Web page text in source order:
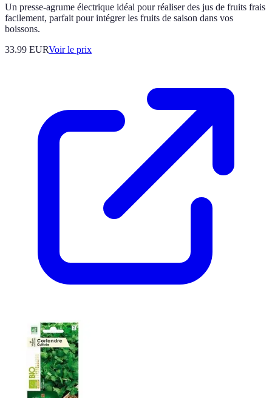
Un presse-agrume électrique idéal pour réaliser des jus de fruits frais
facilement, parfait pour intégrer les fruits de saison dans vos
boissons.
33.99 EURVoir le prix